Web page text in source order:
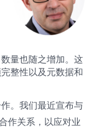
量也随之增加。这
整性以及元数据和
。我们最近宣布与
作关系，以应对业